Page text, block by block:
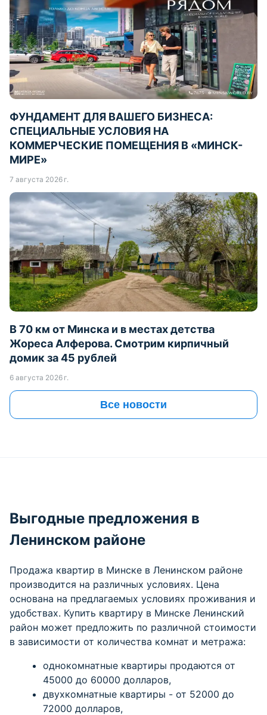
ФУНДАМЕНТ ДЛЯ ВАШЕГО БИЗНЕСА:
СПЕЦИАЛЬНЫЕ УСЛОВИЯ НА
КОММЕРЧЕСКИЕ ПОМЕЩЕНИЯ В «МИНСК-
МИРЕ»
7 августа 2026 г.
В 70 км от Минска и в местах детства
Жореса Алферова. Смотрим кирпичный
домик за 45 рублей
6 августа 2026 г.
Все новости
Выгодные предложения в
Ленинском районе
Продажа квартир в Минске в Ленинском районе
производится на различных условиях. Цена
основана на предлагаемых условиях проживания и
удобствах. Купить квартиру в Минске Ленинский
район может предложить по различной стоимости
в зависимости от количества комнат и метража:
однокомнатные квартиры продаются от
45000 до 60000 долларов,
двухкомнатные квартиры - от 52000 до
72000 долларов,